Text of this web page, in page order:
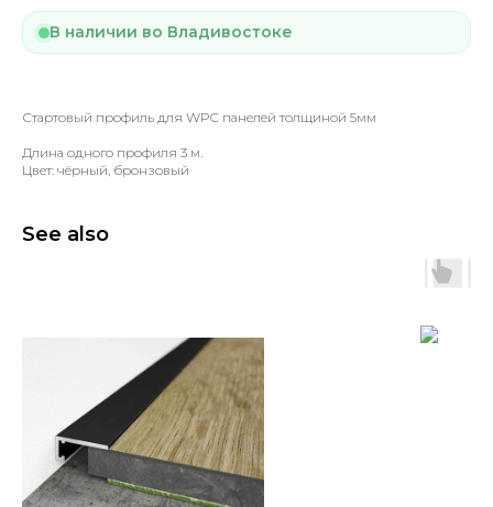
В наличии во Владивостоке
Стартовый профиль для WPC панелей толщиной 5мм
Длина одного профиля 3 м.
Цвет: чёрный, бронзовый
See also